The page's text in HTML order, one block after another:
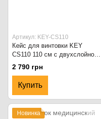
Артикул: KEY-CS110
Кейс для винтовки KEY
CS110 110 см с двухслойной
пеной
2 790 грн
Купить
Новинка